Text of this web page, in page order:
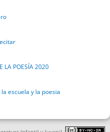
LA POESÍA 2020
escuela y la poesia